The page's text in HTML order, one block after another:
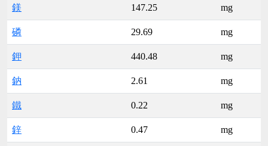
鎂 147.25 mg
磷 29.69 mg
鉀 440.48 mg
鈉 2.61 mg
鐵 0.22 mg
鋅 0.47 mg